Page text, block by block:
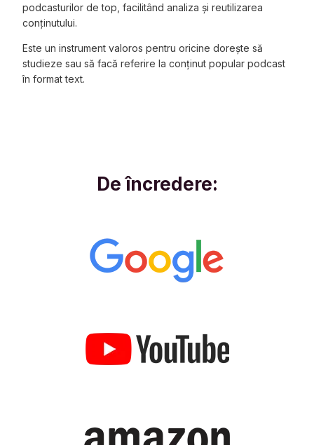
podcasturilor de top, facilitând analiza și reutilizarea
conținutului.
Este un instrument valoros pentru oricine dorește să
studieze sau să facă referire la conținut popular podcast
în format text.
De încredere: